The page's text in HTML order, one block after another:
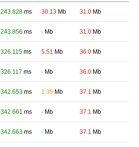
243.828ms 30.13Mb 31.0Mb
243.856 ms -Mb 31.0Mb
326.115ms 5.51 Mb 36.0Mb
326.117 ms -Mb 36.0Mb
342.653ms 1.35Mb 37.1 Mb
342.661 ms -Mb 37.1 Mb
342.663ms -Mb 37.1 Mb